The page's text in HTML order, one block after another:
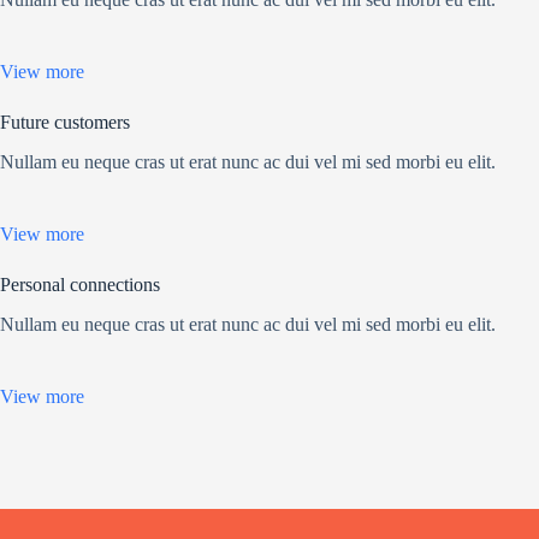
View more
Future customers
Nullam eu neque cras ut erat nunc ac dui vel mi sed morbi eu elit.
View more
Personal connections
Nullam eu neque cras ut erat nunc ac dui vel mi sed morbi eu elit.
View more